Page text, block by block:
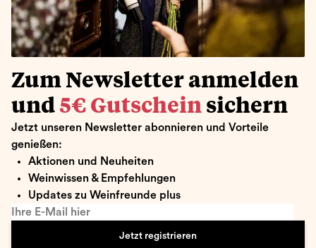
Zum Newsletter anmelden
und 5€ Gutschein sichern
Jetzt unseren Newsletter abonnieren und Vorteile
genießen:
Aktionen und Neuheiten
Weinwissen & Empfehlungen
Updates zu Weinfreunde plus
Ihre E-Mail hier
Jetzt registrieren